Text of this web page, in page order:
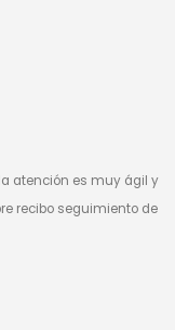
atención es muy ágil y
recibo seguimiento de